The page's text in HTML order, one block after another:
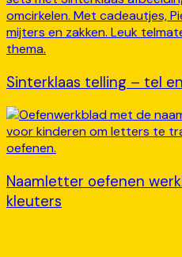
Sinterklaas telling – tel
Naamletter oefenen
kleuters